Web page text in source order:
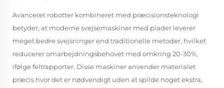
Avanceret robotter kombineret med præcisionsteknologi
betyder, at moderne svejsemaskiner med plader leverer
meget bedre svejsninger end traditionelle metoder, hvilket
reducerer omarbejdningsbehovet med omkring 20-30%,
ifølge feltrapporter. Disse maskiner anvender materialet
præcis hvor det er nødvendigt uden at spilde noget ekstra,